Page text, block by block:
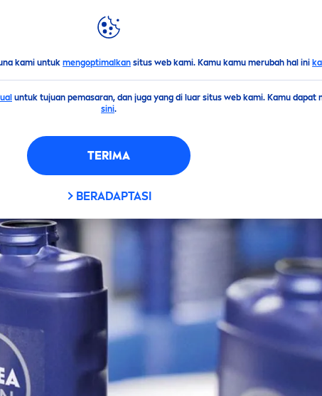
kami untuk mengoptimalkansitus web kami. Kamu kamu merubah hal ini
untuk tujuan pemasaran, dan juga yang di luar situs web kami. Kamu dapat
sini.
TERIMA
BERADAPTASI